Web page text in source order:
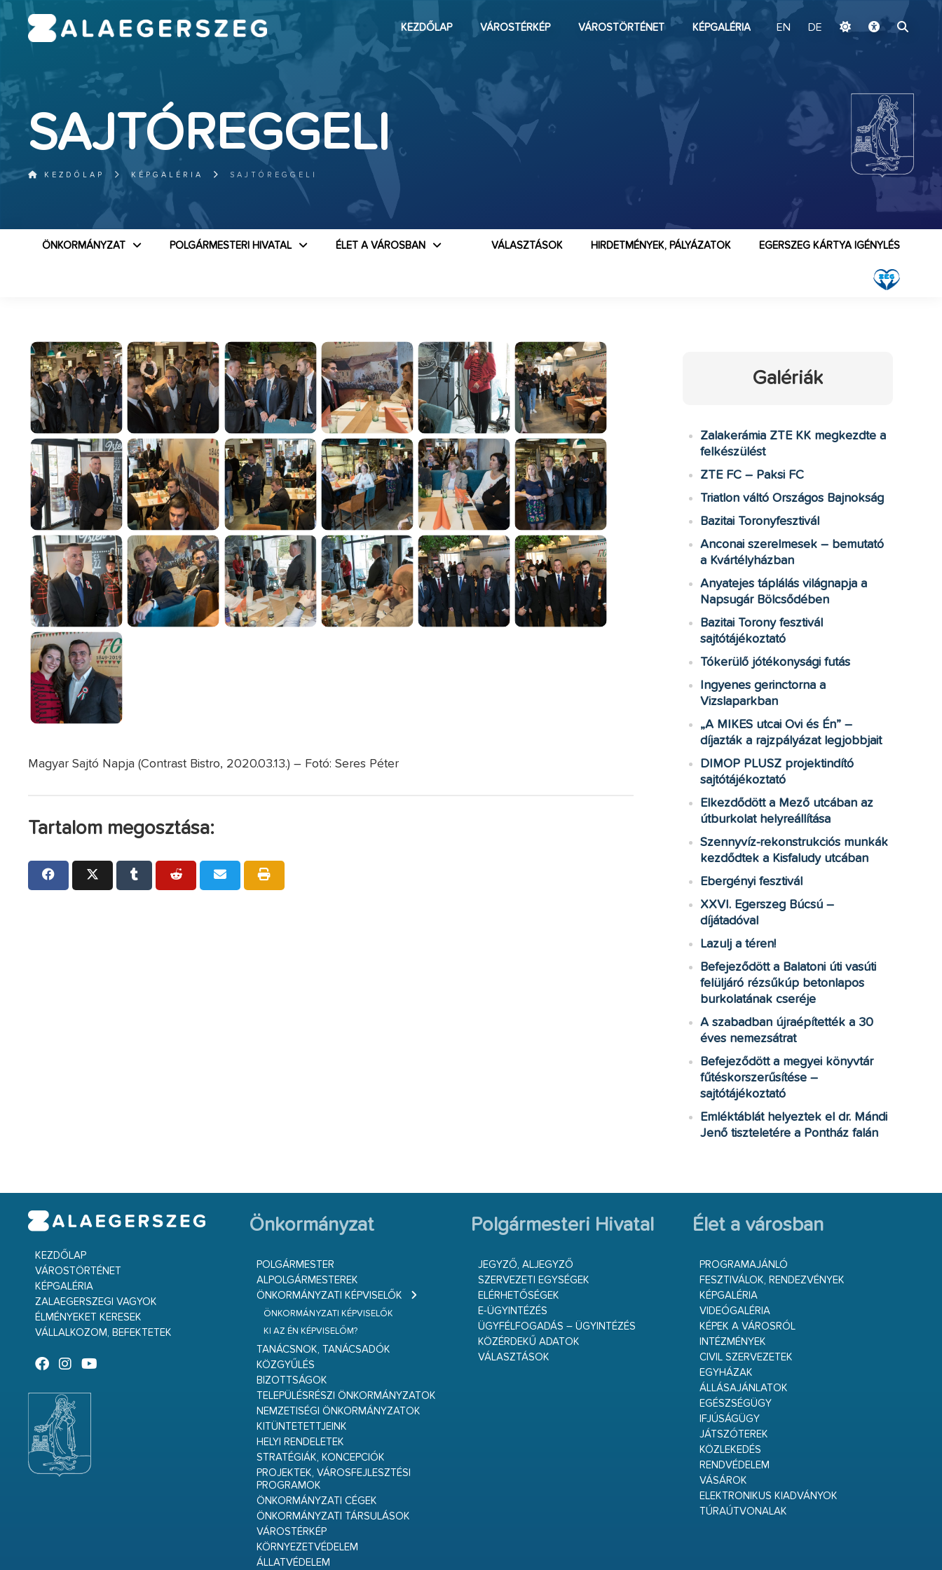
ugrás a fő tartalomhoz
KEZDŐLAP VÁROSTÉRKÉP VÁROSTÖRTÉNET KÉPGALÉRIA EN DE
SAJTÓREGGELI
KEZDŐLAP KÉPGALÉRIA SAJTÓREGGELI
ÖNKORMÁNYZAT POLGÁRMESTERI HIVATAL ÉLET A VÁROSBAN EGERSZEG KÁRTYA IGÉNYLÉS
HIRDETMÉNYEK, PÁLYÁZATOK
VÁLASZTÁSOK
Magyar Sajtó Napja (Contrast Bistro, 2020.03.13.) – Fotó: Seres Péter
Tartalom megosztása:
Galériák
Zalakerámia ZTE KK megkezdte a
felkészülést
ZTE FC – Paksi FC
Triatlon váltó Országos Bajnokság
Bazitai Toronyfesztivál
Anconai szerelmesek – bemutató
a Kvártélyházban
Anyatejes táplálás világnapja a
Napsugár Bölcsődében
Bazitai Torony fesztivál
sajtótájékoztató
Tókerülő jótékonysági futás
Ingyenes gerinctorna a
Vizslaparkban
„A MIKES utcai Ovi és Én” –
díjazták a rajzpályázat legjobbjait
DIMOP PLUSZ projektindító
sajtótájékoztató
Elkezdődött a Mező utcában az
útburkolat helyreállítása
Szennyvíz-rekonstrukciós munkák
kezdődtek a Kisfaludy utcában
Ebergényi fesztivál
XXVI. Egerszeg Búcsú –
díjátadóval
Lazulj a téren!
Befejeződött a Balatoni úti vasúti
felüljáró rézsűkúp betonlapos
burkolatának cseréje
A szabadban újraépítették a 30
éves nemezsátrat
Befejeződött a megyei könyvtár
fűtéskorszerűsítése –
sajtótájékoztató
Emléktáblát helyeztek el dr. Mándi
Jenő tiszteletére a Pontház falán
KEZDŐLAP
VÁROSTÖRTÉNET
KÉPGALÉRIA
ZALAEGERSZEGI VAGYOK
ÉLMÉNYEKET KERESEK
VÁLLALKOZOM, BEFEKTETEK
Önkormányzat
POLGÁRMESTER
ALPOLGÁRMESTEREK
ÖNKORMÁNYZATI KÉPVISELŐK
ÖNKORMÁNYZATI KÉPVISELŐK
KI AZ ÉN KÉPVISELŐM?
TANÁCSNOK, TANÁCSADÓK
KÖZGYŰLÉS
BIZOTTSÁGOK
TELEPÜLÉSRÉSZI ÖNKORMÁNYZATOK
NEMZETISÉGI ÖNKORMÁNYZATOK
KITÜNTETETTJEINK
HELYI RENDELETEK
STRATÉGIÁK, KONCEPCIÓK
PROJEKTEK, VÁROSFEJLESZTÉSI
PROGRAMOK
ÖNKORMÁNYZATI CÉGEK
ÖNKORMÁNYZATI TÁRSULÁSOK
VÁROSTÉRKÉP
KÖRNYEZETVÉDELEM
ÁLLATVÉDELEM
Polgármesteri Hivatal
JEGYZŐ, ALJEGYZŐ
SZERVEZETI EGYSÉGEK
ELÉRHETŐSÉGEK
E-ÜGYINTÉZÉS
ÜGYFÉLFOGADÁS – ÜGYINTÉZÉS
KÖZÉRDEKŰ ADATOK
VÁLASZTÁSOK
Élet a városban
PROGRAMAJÁNLÓ
FESZTIVÁLOK, RENDEZVÉNYEK
KÉPGALÉRIA
VIDEÓGALÉRIA
KÉPEK A VÁROSRÓL
INTÉZMÉNYEK
CIVIL SZERVEZETEK
EGYHÁZAK
ÁLLÁSAJÁNLATOK
EGÉSZSÉGÜGY
IFJÚSÁGÜGY
JÁTSZÓTEREK
KÖZLEKEDÉS
RENDVÉDELEM
VÁSÁROK
ELEKTRONIKUS KIADVÁNYOK
TÚRAÚTVONALAK